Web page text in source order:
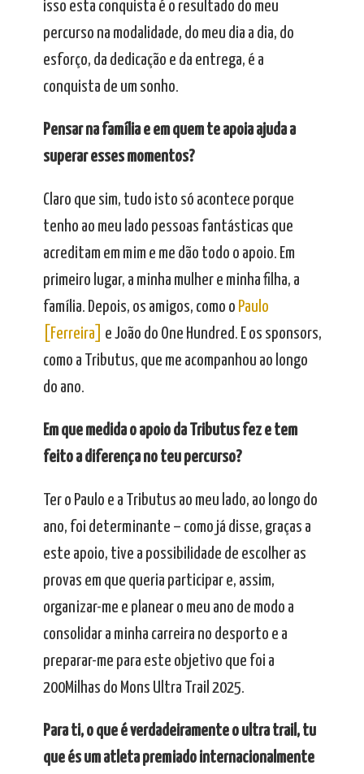
isso esta conquista é o resultado do meu
percurso na modalidade, do meu dia a dia, do
esforço, da dedicação e da entrega, é a
conquista de um sonho.
Pensar na família e em quem te apoia ajuda a
superar esses momentos?
Claro que sim, tudo isto só acontece porque
tenho ao meu lado pessoas fantásticas que
acreditam em mim e me dão todo o apoio. Em
primeiro lugar, a minha mulher e minha filha, a
família. Depois, os amigos, como o Paulo
[Ferreira]
e João do One Hundred. E os sponsors,
como a Tributus, que me acompanhou ao longo
do ano.
Em que medida o apoio da Tributus fez e tem
feito a diferença no teu percurso?
Ter o Paulo e a Tributus ao meu lado, ao longo do
ano, foi determinante – como já disse, graças a
este apoio, tive a possibilidade de escolher as
provas em que queria participar e, assim,
organizar-me e planear o meu ano de modo a
consolidar a minha carreira no desporto e a
preparar-me para este objetivo que foi a
200Milhas do Mons Ultra Trail 2025.
Para ti, o que é verdadeiramente o ultra trail, tu
que és um atleta premiado internacionalmente